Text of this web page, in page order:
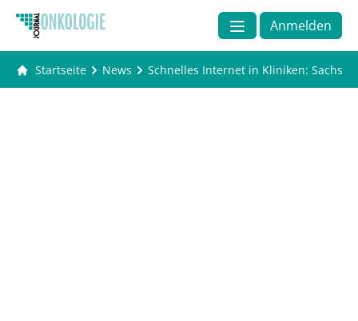
Anmelden
Startseite News Schnelles Internet in Kliniken: